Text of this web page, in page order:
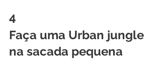
4
Faça uma Urban jungle
na sacada pequena